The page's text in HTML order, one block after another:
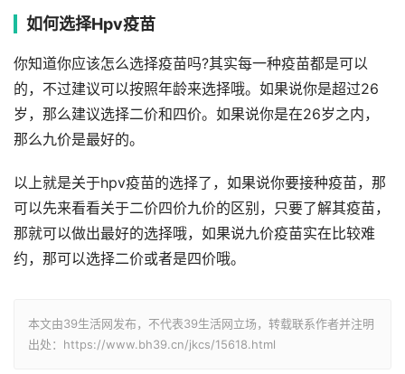
如何选择Hpv疫苗
你知道你应该怎么选择疫苗吗?其实每一种疫苗都是可以
的，不过建议可以按照年龄来选择哦。如果说你是超过26
岁，那么建议选择二价和四价。如果说你是在26岁之内，
那么九价是最好的。
以上就是关于hpv疫苗的选择了，如果说你要接种疫苗，那
可以先来看看关于二价四价九价的区别，只要了解其疫苗，
那就可以做出最好的选择哦，如果说九价疫苗实在比较难
约，那可以选择二价或者是四价哦。
本文由39生活网发布，不代表39生活网立场，转载联系作者并注明
出处：https://www.bh39.cn/jkcs/15618.html